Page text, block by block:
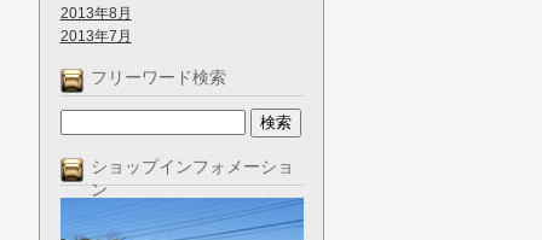
2013年8月
2013年7月
フリーワード検索
ショップインフォメーショ
ン